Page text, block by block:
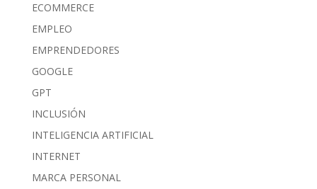
ECOMMERCE
EMPLEO
EMPRENDEDORES
GOOGLE
GPT
INCLUSIÓN
INTELIGENCIA ARTIFICIAL
INTERNET
MARCA PERSONAL